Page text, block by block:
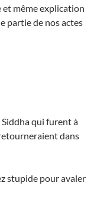
et même explication
partie de nos actes
qui furent à
dans
stupide pour avaler